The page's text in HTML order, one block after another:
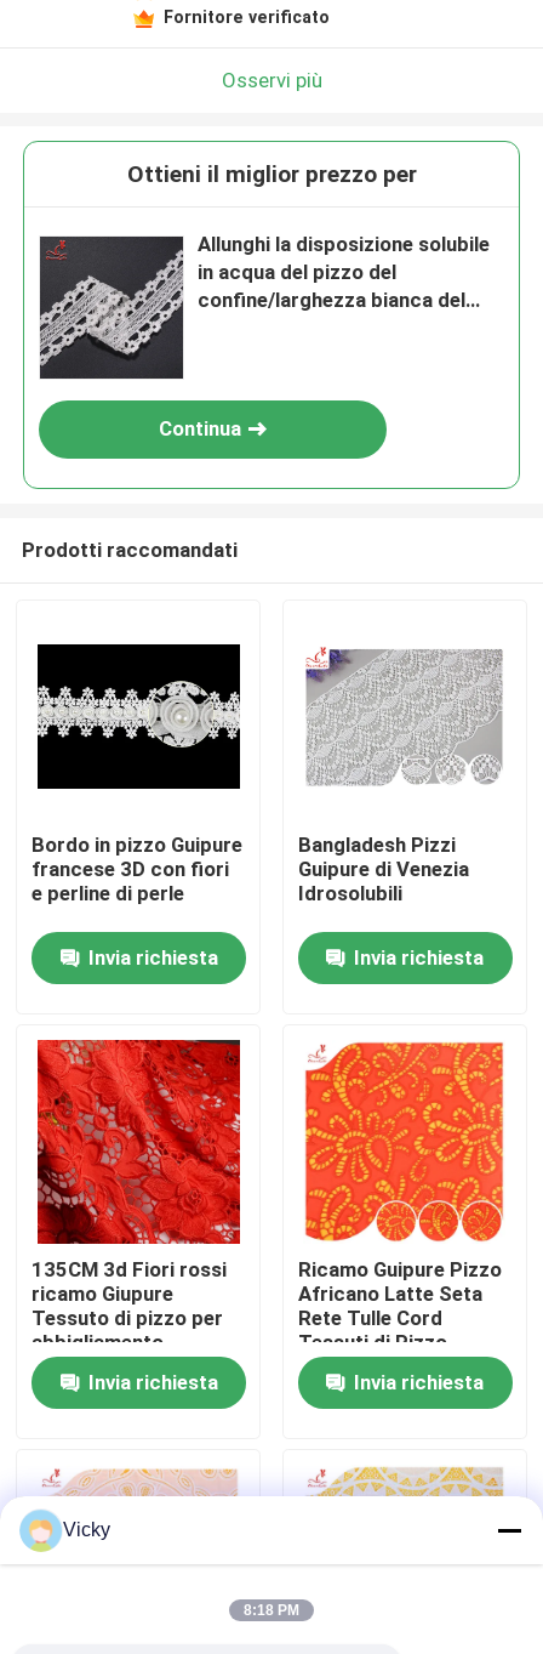
Casa
Circa noi
Giro della fabbrica
Controllo di qualità
Contattici
Richieda una citazione
Exhibition Information
tessuto ricamato del pizzo
Fornitore verificato
Osservi più
Ottieni il miglior prezzo per
Allunghi la disposizione solubile
in acqua del pizzo del
confine/larghezza bianca del
Continua
Prodotti raccomandati
Bordo in pizzo Guipure
francese 3D con fiori
e perline di perle
Invia richiesta
Bangladesh Pizzi
Guipure di Venezia
Idrosolubili
Invia richiesta
135CM 3d Fiori rossi
ricamo Giupure
Tessuto di pizzo per
abbigliamento
Invia richiesta
Ricamo Guipure Pizzo
Africano Latte Seta
Rete Tulle Cord
Tessuti di Pizzo
Invia richiesta
Vicky
8:18 PM